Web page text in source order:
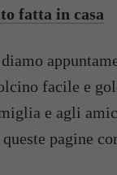
fatta in casa
facile e
e agli
pagine